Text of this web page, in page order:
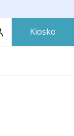
Kiosko